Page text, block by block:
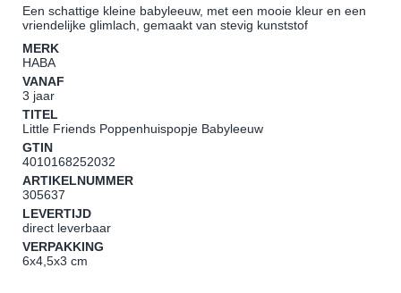
Een schattige kleine babyleeuw, met een mooie kleur en een
vriendelijke glimlach, gemaakt van stevig kunststof
MERK
HABA
VANAF
3 jaar
TITEL
Little Friends Poppenhuispopje Babyleeuw
GTIN
4010168252032
ARTIKELNUMMER
305637
LEVERTIJD
direct leverbaar
VERPAKKING
6x4,5x3 cm